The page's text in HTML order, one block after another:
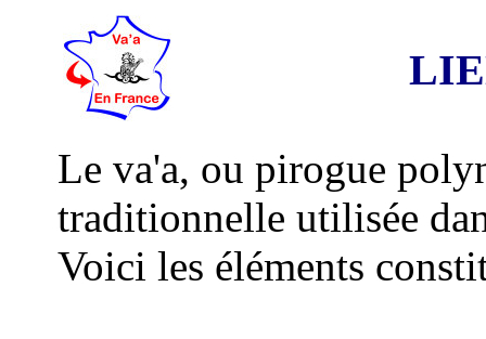
Le va'a, ou pirogue
traditionnelle utilisée
Voici les éléments